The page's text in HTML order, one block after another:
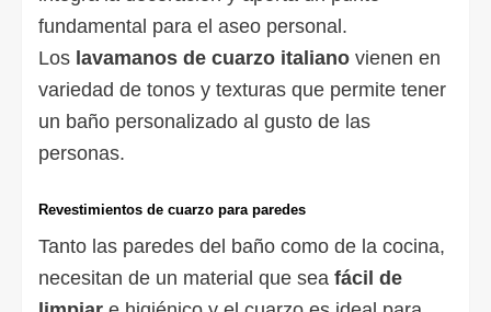
fundamental para el aseo personal.
Los lavamanos de cuarzo italiano vienen en
variedad de tonos y texturas que permite tener
un baño personalizado al gusto de las
personas.
Revestimientos de cuarzo para paredes
Tanto las paredes del baño como de la cocina,
necesitan de un material que sea fácil de